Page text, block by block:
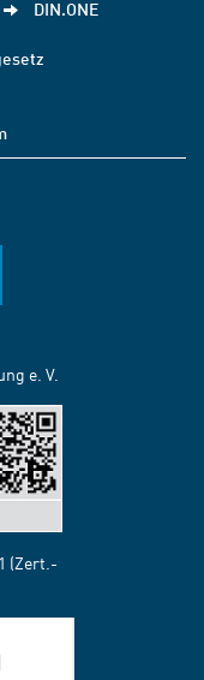
DIN.ONE
e. V.
(Zert.-